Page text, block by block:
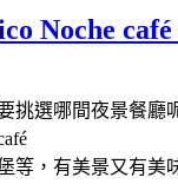
Noche
挑選哪間夜景餐廳
é
等，有美景又有美